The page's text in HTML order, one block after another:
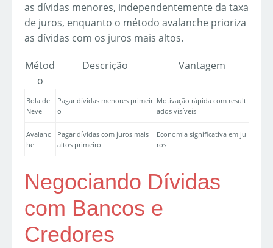
as dívidas menores, independentemente da taxa
de juros, enquanto o método avalanche prioriza
as dívidas com os juros mais altos.
Métod
o
Descrição Vantagem
Bola de
Neve
Pagar dívidas menores primeir
o
Motivação rápida com result
ados visíveis
Avalanc
he
Pagar dívidas com juros mais
altos primeiro
Economia significativa em ju
ros
Negociando Dívidas
com Bancos e
Credores